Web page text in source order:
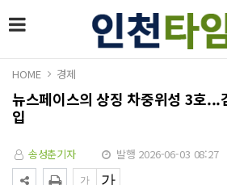
HOME 경제
뉴스페이스의 상징 차중위성 3호...
입
송성춘기자 발행 2026-06-03 08:27